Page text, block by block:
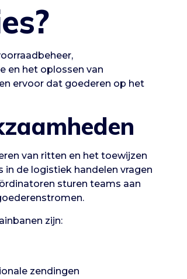
en het oplossen van
ervoor dat goederen op het
van ritten en het toewijzen
in de logistiek handelen vragen
sturen teams aan
zijn:
zendingen